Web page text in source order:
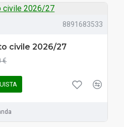
8891683533
civile 2026/27
€